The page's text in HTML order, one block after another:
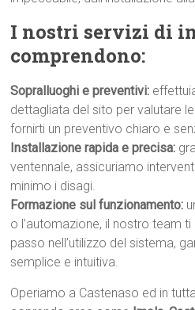
I nostri servizi di
comprendono:
Sopralluoghi e preventivi:
dettagliata del sito per valutare
fornirti un preventivo chiaro e
Installazione rapida e precisa:
ventennale, assicuriamo
minimo i disagi.
Formazione sul funzionamento:
o l’automazione, il nostro team
passo nell’utilizzo del sistema,
semplice e intuitiva.
Operiamo a Castenaso ed in